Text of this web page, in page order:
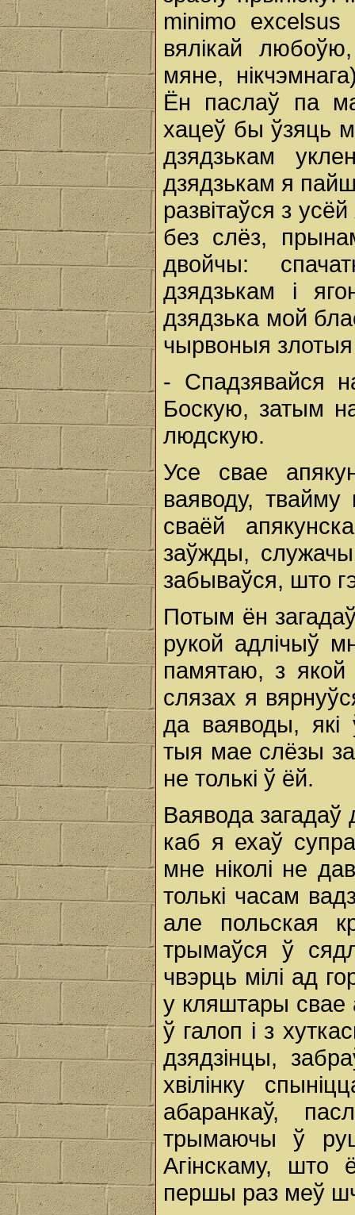
minimo
вялікай
мяне,
Ён паслаў па
хацеў бы ўзяць
дзядзькам
дзядзькам я
развітаўся з
без слёз,
двойчы:
дзядзькам i
дзядзька мой
чырвоныя
- Спадзявайся
Боскую, затым
людскую.
Усе свае
ваяводу,
сваёй
заўжды,
забываўся, што
Потым ён
рукой адлічыў
памятаю, з
слязах я
да ваяводы, які
тыя мае слёзы
не толькі ў ёй.
Ваявода
каб я ехаў
мне ніколі не
толькі часам
але польская
трымаўся ў
чвэрць мілі ад
у кляштары свае
ў галоп i з
дзядзінцы,
хвілінку
абаранкаў,
трымаючы ў
Агінскаму,
першы раз меў